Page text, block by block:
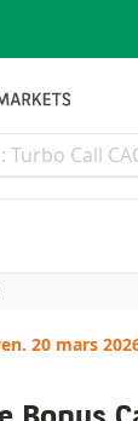
le
expiré
20 mars